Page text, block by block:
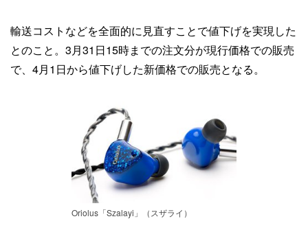
輸送コストなどを全面的に見直すことで値下げを実現した
とのこと。3月31日15時までの注文分が現行価格での販売
で、4月1日から値下げした新価格での販売となる。
Oriolus「Szalayi」（スザライ）